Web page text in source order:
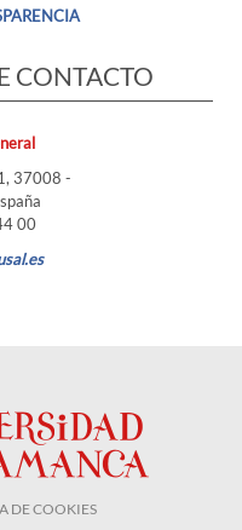
CONTACTO
37008 -
00
DE COOKIES